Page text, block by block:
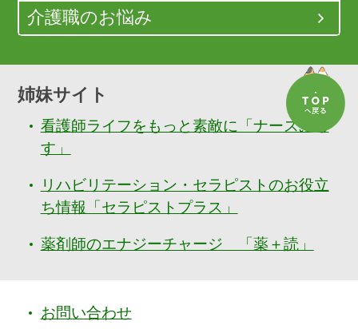
介護職のお悩み
姉妹サイト
看護師ライフをもっと素敵に「ナースぷら
す」
リハビリテーション・セラピストのお役立
ち情報「セラピストプラス」
薬剤師のエナジーチャージ 「薬＋読」
お問い合わせ